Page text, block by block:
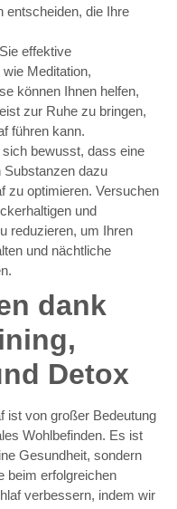
entscheiden, die Ihre
effektive
Meditation,
können Ihnen helfen,
zur Ruhe zu bringen,
führen kann.
sich bewusst, dass eine
Substanzen dazu
zu optimieren. Versuchen
und
reduzieren, um Ihren
und nächtliche
dank
Detox
ist von großer Bedeutung
Wohlbefinden. Es ist
Gesundheit, sondern
beim erfolgreichen
verbessern, indem wir